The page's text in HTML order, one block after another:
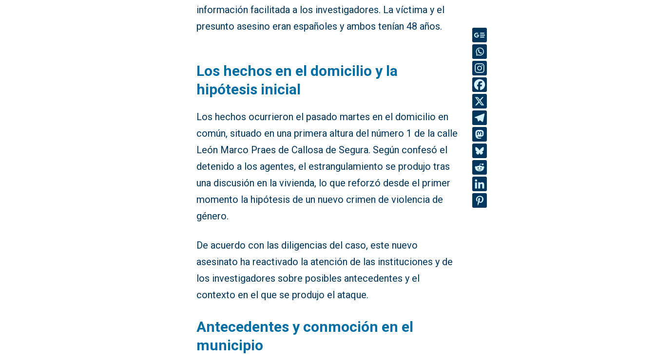
información facilitada a los investigadores. La víctima y el
presunto asesino eran españoles y ambos tenían 48 años.
Los hechos en el domicilio y la
hipótesis inicial
Los hechos ocurrieron el pasado martes en el domicilio en
común, situado en una primera altura del número 1 de la calle
León Marco Praes de Callosa de Segura. Según confesó el
detenido a los agentes, el estrangulamiento se produjo tras
una discusión en la vivienda, lo que reforzó desde el primer
momento la hipótesis de un nuevo crimen de violencia de
género.
De acuerdo con las diligencias del caso, este nuevo
asesinato ha reactivado la atención de las instituciones y de
los investigadores sobre posibles antecedentes y el
contexto en el que se produjo el ataque.
Antecedentes y conmoción en el
municipio